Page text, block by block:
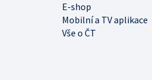
E-shop
Mobilní a TV aplikace
Vše o ČT